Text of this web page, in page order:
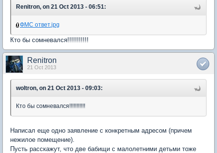
Renitron, on 21 Oct 2013 - 06:51:
ФМС ответ.jpg
Кто бы сомневался!!!!!!!!!!!
Renitron
21 Oct 2013
woltron, on 21 Oct 2013 - 09:03:
Кто бы сомневался!!!!!!!!!!!
Написал еще одно заявление с конкретным адресом (причем
нежилое помещение).
Пусть расскажут, что две бабищи с малолетними детьми тоже